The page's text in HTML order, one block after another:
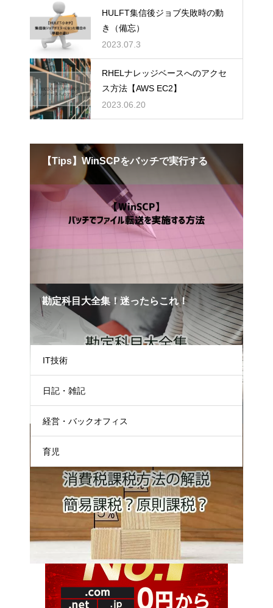
HULFT集信後ジョブ失敗時の動
き（備忘）
2023.07.3
RHELナレッジベースへのアクセ
ス方法【AWS EC2】
2023.06.20
【Tips】WinSCPをバッチで実行する
勘定科目大全集！迷ったらこれ！
はどうやって決める？
カテゴリー
IT技術
日記・雑記
経営・バックオフィス
育児